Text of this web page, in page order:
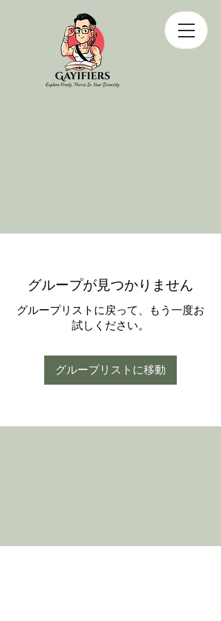
グループが見つかりません
グループリストに戻って、もう一度お
試しください。
グループリストに移動